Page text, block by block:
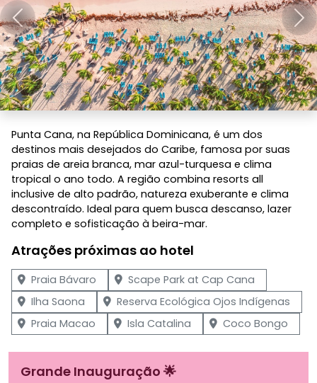
Anterior
Punta Cana, na República Dominicana, é um dos
destinos mais desejados do Caribe, famosa por suas
praias de areia branca, mar azul-turquesa e clima
tropical o ano todo. A região combina resorts all
inclusive de alto padrão, natureza exuberante e clima
descontraído. Ideal para quem busca descanso, lazer
completo e sofisticação à beira-mar.
Atrações próximas ao hotel
Praia Bávaro
Scape Park at Cap Cana
Ilha Saona
Reserva Ecológica Ojos Indígenas
Praia Macao
Isla Catalina Coco Bongo
Grande Inauguração 🌟